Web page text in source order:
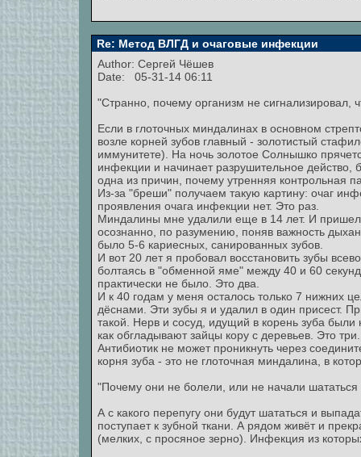
Re: Метод ВЛГД и очаговые инфекции
Author: Сергей Чёшев
Date: 05-31-14 06:11
"Странно, почему организм не сигнализировал,
Если в глоточных миндалинах в основном
возле корней зубов главный - золотистый
иммунитете). На ночь золотое Солнышко
инфекции и начинает разрушительное
одна из причин, почему утренняя контрольная
Из-за "бреши" получаем такую картину: очаг
проявления очага инфекции нет. Это раз.
Миндалины мне удалили еще в 14 лет. И пришел
осознанно, по разумению, поняв важность
было 5-6 кариесных, санированных зубов.
И вот 20 лет я пробовал восстановить зубы
болтаясь в "обменной яме" между 40 и 60
практически не было. Это два.
И к 40 годам у меня осталось только 7 нижних
дёснами. Эти зубы я и удалил в один присест.
такой. Нерв и сосуд, идущий в корень зуба
как обгладывают зайцы кору с деревьев. Это три.
Антибиотик не может проникнуть через
корня зуба - это не глоточная миндалина, в
"Почему они не болели, или не начали шататься
А с какого перепугу они будут шататься и
поступает к зубной ткани. А рядом живёт и
(мелких, с просяное зерно). Инфекция из